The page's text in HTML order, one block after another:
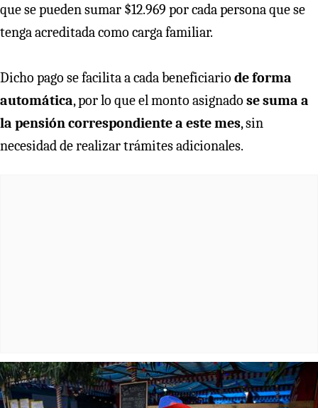
que se pueden sumar $12.969 por cada persona que se
tenga acreditada como carga familiar.
Dicho pago se facilita a cada beneficiario de forma
automática, por lo que el monto asignado se suma a
la pensión correspondiente a este mes, sin
necesidad de realizar trámites adicionales.